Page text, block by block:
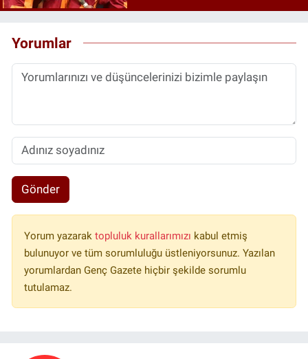
Yorumlar
Gönder
Yorum yazarak topluluk kurallarımızı kabul etmiş
bulunuyor ve tüm sorumluluğu üstleniyorsunuz. Yazılan
yorumlardan Genç Gazete hiçbir şekilde sorumlu
tutulamaz.